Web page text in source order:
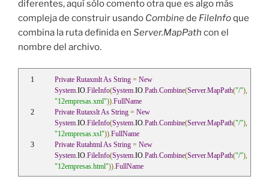
diferentes, aquí sólo comento otra que es algo más
compleja de construir usando Combinede FileInfoque
combina la ruta definida en Server.MapPath con el
nombre del archivo.
Private Rutaxmlt As String = New
System IO FileInfo(System IO Path Combine(Server.MapPath("/"),
"12empresas.xml")). FullName
Private Rutaxslt As String = New
System IO FileInfo(System IO Path Combine(Server.MapPath("/"),
"12empresas.xsl")). FullName
Private Rutahtml As String = New
System IO FileInfo(System IO Path Combine(Server.MapPath("/"),
"12empresas.html")). FullName